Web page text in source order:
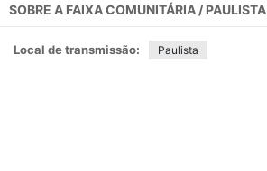
SOBRE A FAIXA COMUNITÁRIA / PAULISTA
Local de transmissão: Paulista